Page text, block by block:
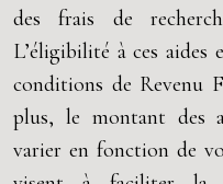
des frais de
L’éligibilité à ces aides
conditions de Revenu
plus, le montant des
varier en fonction de